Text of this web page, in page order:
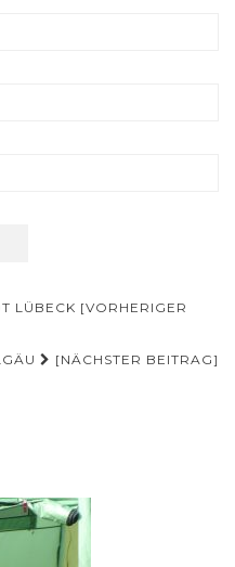
LÜBECK [VORHERIGER
[NÄCHSTER BEITRAG]